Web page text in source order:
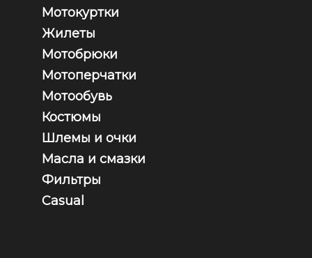
Мотокуртки
Жилеты
Мотобрюки
Мотоперчатки
Мотообувь
Костюмы
Шлемы и очки
Масла и смазки
Фильтры
Casual